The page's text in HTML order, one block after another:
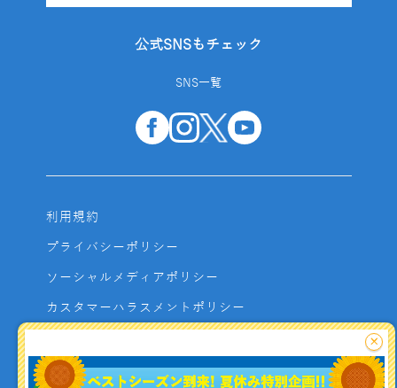
公式SNSもチェック
SNS一覧
利用規約
プライバシーポリシー
ソーシャルメディアポリシー
カスタマーハラスメントポリシー
よくあるご質問
×